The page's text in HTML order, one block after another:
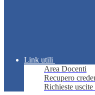
Link utili
Area Docenti
Recupero
Richieste